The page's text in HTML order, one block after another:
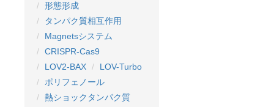
形態形成
タンパク質相互作用
Magnetsシステム
CRISPR-Cas9
LOV2-BAX
LOV-Turbo
ポリフェノール
熱ショックタンパク質